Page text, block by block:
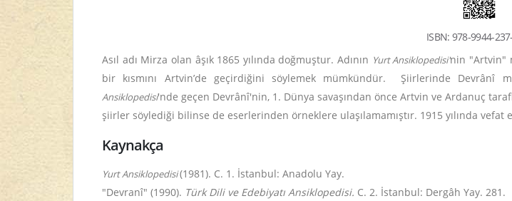
ISBN: 978-9944-
Asıl adı Mirza olan âşık 1865 yılında doğmuştur. Adının Yurt Ansiklopedisi'nin "Artvin"
bir kısmını Artvin’de geçirdiğini söylemek mümkündür. Şiirlerinde Devrânî
Ansiklopedisi'nde geçen Devrânî'nin, 1. Dünya savaşından önce Artvin ve Ardanuç
şiirler söylediği bilinse de eserlerinden örneklere ulaşılamamıştır. 1915 yılında vefat
Kaynakça
Yurt Ansiklopedisi(1981). C. 1. İstanbul: Anadolu Yay.
"Devranî" (1990). Türk Dili ve Edebiyatı Ansiklopedisi. C. 2. İstanbul: Dergâh Yay. 281.